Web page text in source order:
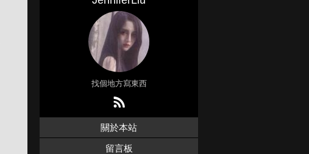
找個地方寫東西
關於本站
留言板